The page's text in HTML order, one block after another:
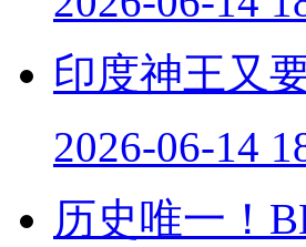
印度神王又
2026-06-14
历史唯一！